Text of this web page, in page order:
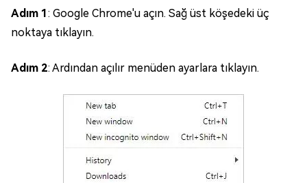
Adım 1: Google Chrome'u açın. Sağ üst köşedeki üç
noktaya tıklayın.
Adım 2: Ardından açılır menüden ayarlara tıklayın.